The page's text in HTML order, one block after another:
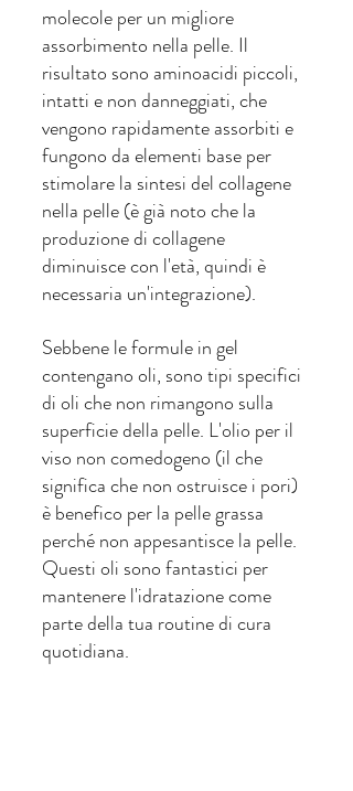
molecole per un migliore
assorbimento nella pelle. Il
risultato sono aminoacidi piccoli,
intatti e non danneggiati, che
vengono rapidamente assorbiti e
fungono da elementi base per
stimolare la sintesi del collagene
nella pelle (è già noto che la
produzione di collagene
diminuisce con l'età, quindi è
necessaria un'integrazione).
Sebbene le formule in gel
contengano oli, sono tipi specifici
di oli che non rimangono sulla
superficie della pelle. L'olio per il
viso non comedogeno (il che
significa che non ostruisce i pori)
è benefico per la pelle grassa
perché non appesantisce la pelle.
Questi oli sono fantastici per
mantenere l'idratazione come
parte della tua routine di cura
quotidiana.